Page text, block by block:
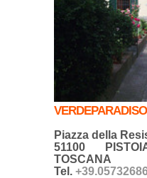
Piazza della
51100
TOSCANA
Tel.